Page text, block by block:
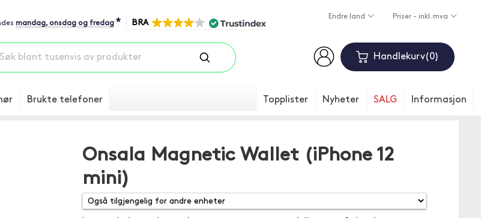
mandag, onsdag og fredag * BRA
Endre land Priser - inkl. mva
Handlekurv 0
Brukte telefoner Topplister Nyheter SALG Informasjon
Onsala Magnetic Wallet (iPhone 12
mini)